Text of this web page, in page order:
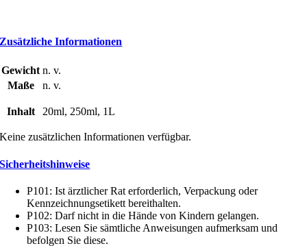
Zusätzliche Informationen
Gewicht n. v.
Maße
n. v.
Inhalt 20ml, 250ml, 1L
Keine zusätzlichen Informationen verfügbar.
Sicherheitshinweise
P101: Ist ärztlicher Rat erforderlich, Verpackung oder
Kennzeichnungsetikett bereithalten.
P102: Darf nicht in die Hände von Kindern gelangen.
P103: Lesen Sie sämtliche Anweisungen aufmerksam und
befolgen Sie diese.